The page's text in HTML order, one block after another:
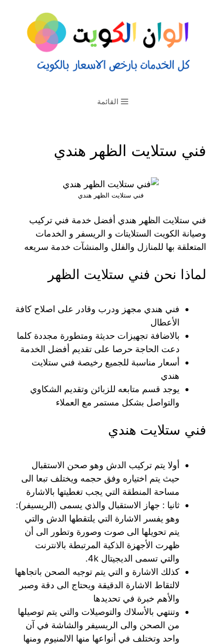
القائمة
فني ستلايت الظهر هندي
فني ستلايت الظهر هندي
فني ستلايت الظهر هندي أفضل خدمة فني تركيب
وصيانة الكويت الستلايتات و الريسفر و الخدمات
المتعلقة بها للمنازل والفلل والمنشآت خدمة سريعه
لماذا نحن فني ستلايت الظهر
فني هندي مجهز ودرب وقادر على اصلاح كافة
الأعطال
بالاضافة تجهيزات حديثة ومتطورة مجددة كلما
دعت الحاجة حرصا على تقديم أفضل الخدمة
أسعار مناسبة للجميع رخيصة فني ستلايت
هندي
يوجد قسم متابعه للزبائن وتقديم الشكاوي
والتواصل بشكل مستمر مع العملاء
فني ستلايت هندي
أولا يتم تركيب الدش وهو صحن الاستقبال
حيث يتم اختياره وفق حجمه ويختلف تبعا الى
مساحة المنطقة التي يجب تغطيتها بالاشارة
ثانيا : جهاز الاستقبال والذي يسمى (الريسيفر):
وهو يفسر الاشارة التي يلتقطها الدش والتي
يتم تحويلها الى صوت وصورة وتطور الى أن
ظهرت الأجهزة الذكية المرتبطة بالانترنت
والتي تسمى الديجيتال 4k.
كذلك الاشارة و التي يتم توجيه الصحن باتجاهها
لالتقاط الاشارة الدقيقة ويحتاج الى دقة وصبر
والأهم خبرة في تحديدها
وتنتهي بالأسلاك والتوصيلات والتي يتم توصيلها
من الصحن والى الريسيفر والشاشة في آن
واحد وتختلف في أنواعها منها الالمنيوم ومنها